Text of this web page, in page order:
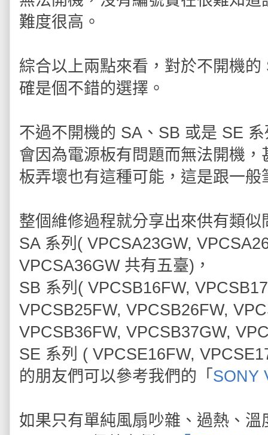
難度很高。
綜合以上兩點來看，對於不開機
確是個不錯的選擇。
不過不開機的 SA、SB 或是 SE
會因為電源板有問題而無法開機
板弄壞也有這種可能，這是跟一
整個維修過程就分享出來供有類
SA 系列( VPCSA23GW,
VPCSA36GW 共有五臺)，
SB 系列( VPCSB16FW,
VPCSB25FW, VPCSB26FW,
VPCSB36FW, VPCSB37GW,
SE 系列 ( VPCSE16FW,
的朋友們可以參考我們的「 SONY
如果只有單純風扇吵雜、過熱、